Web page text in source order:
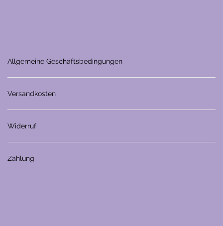
Allgemeine Geschäftsbedingungen
Versandkosten
Widerruf
Zahlung